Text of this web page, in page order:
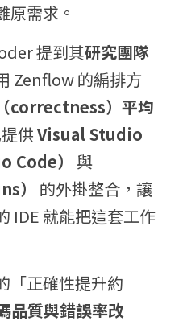
原需求。
提到其研究團隊
Zenflow 的編排方
correctness）平均
供 Visual Studio
Code）
）
的外掛整合，讓
IDE 就能把這套工作
「正確性提升約
品質與錯誤率改